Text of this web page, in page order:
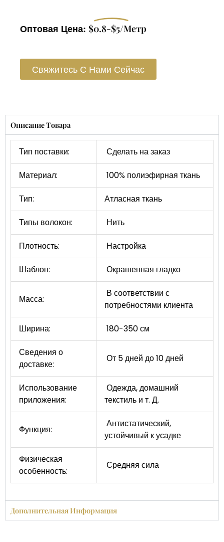
Оптовая Цена: $0.8-$5/метр
Свяжитесь С Нами Сейчас
Описание Товара
Тип поставки: Сделать на заказ
Материал: 100% полиэфирная ткань
Тип: Атласная ткань
Типы волокон: Нить
Плотность: Настройка
Шаблон: Окрашенная гладко
Масса:
В соответствии с
потребностями клиента
Ширина: 180-350 см
Сведения о
доставке:
От 5 дней до 10 дней
Использование
приложения:
Одежда, домашний
текстиль и т. Д.
Функция:
Антистатический,
устойчивый к усадке
Физическая
особенность:
Средняя сила
Дополнительная Информация